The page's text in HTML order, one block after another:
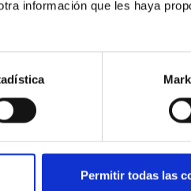
información que les haya
Permitir todas las